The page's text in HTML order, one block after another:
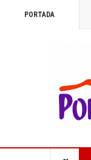
PORTADA